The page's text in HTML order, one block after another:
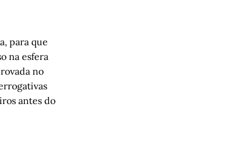
para que
na esfera
no
antes do